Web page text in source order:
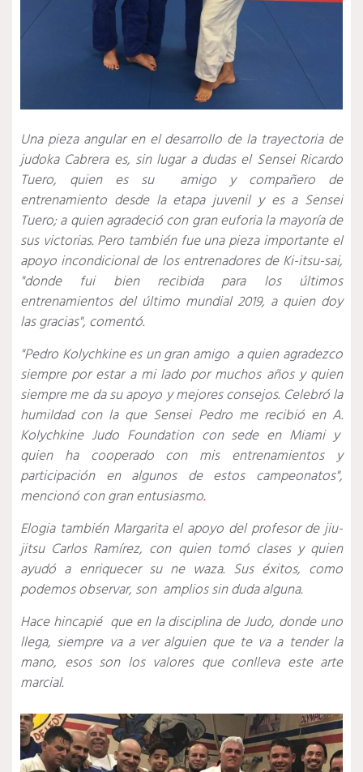
Una pieza angular en el desarrollo de la trayectoria de
judoka Cabrera es, sin lugar a dudas el Sensei Ricardo
Tuero, quien es su amigo y compañero de
entrenamiento desde la etapa juvenil y es a Sensei
Tuero; a quien agradeció con gran euforia la mayoría de
sus victorias. Pero también fue una pieza importante el
apoyo incondicional de los entrenadores de Ki-itsu-sai,
"donde fui bien recibida para los últimos
entrenamientos del último mundial 2019, a quien doy
las gracias", comentó.
"Pedro Kolychkine es un gran amigo a quien agradezco
siempre por estar a mi lado por muchos años y quien
siempre me da su apoyo y mejores consejos. Celebró la
humildad con la que Sensei Pedro me recibió en A.
Kolychkine Judo Foundation con sede en Miami y
quien ha cooperado con mis entrenamientos y
participación en algunos de estos campeonatos",
mencionó con gran entusiasmo.
Elogia también Margarita el apoyo del profesor de jiu-
jitsu Carlos Ramírez, con quien tomó clases y quien
ayudó a enriquecer su ne waza. Sus éxitos, como
podemos observar, son amplios sin duda alguna.
Hace hincapié que en la disciplina de Judo, donde uno
llega, siempre va a ver alguien que te va a tender la
mano, esos son los valores que conlleva este arte
marcial.